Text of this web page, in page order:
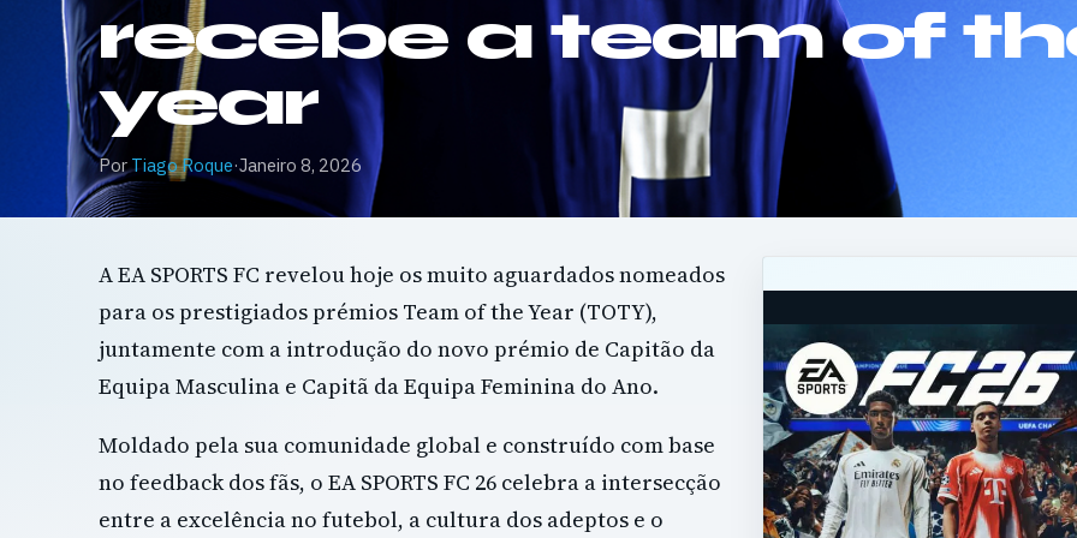
recebe a team of
year
PorTiago Roque·Janeiro 8, 2026
A EA SPORTS FC revelou hoje os muito aguardados nomeados
para os prestigiados prémios Team of the Year (TOTY),
juntamente com a introdução do novo prémio de Capitão da
Equipa Masculina e Capitã da Equipa Feminina do Ano.
Moldado pela sua comunidade global e construído com base
no feedback dos fãs, o EA SPORTS FC 26 celebra a intersecção
entre a excelência no futebol, a cultura dos adeptos e o